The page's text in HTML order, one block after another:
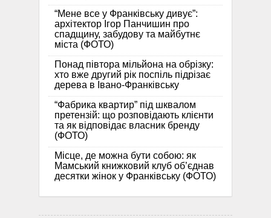
“Мене все у Франківську дивує”:
архітектор Ігор Панчишин про
спадщину, забудову та майбутнє
міста (ФОТО)
Понад півтора мільйона на обрізку:
хто вже другий рік поспіль підрізає
дерева в Івано-Франківську
“Фабрика квартир” під шквалом
претензій: що розповідають клієнти
та як відповідає власник бренду
(ФОТО)
Місце, де можна бути собою: як
Мамський книжковий клуб об’єднав
десятки жінок у Франківську (ФОТО)